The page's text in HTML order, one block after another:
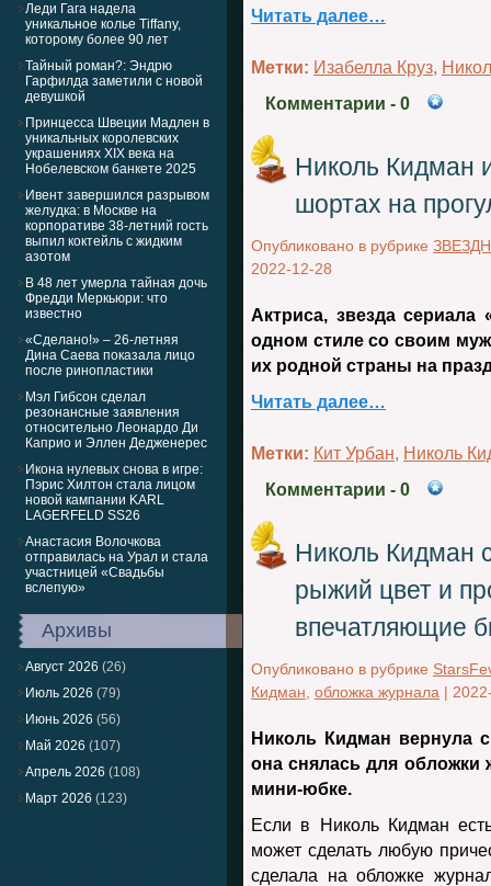
Леди Гага надела
уникальное колье Tiffany,
которому более 90 лет
Тайный роман?: Эндрю
Гарфилда заметили с новой
девушкой
Принцесса Швеции Мадлен в
уникальных королевских
украшениях XIX века на
Нобелевском банкете 2025
Ивент завершился разрывом
желудка: в Москве на
корпоративе 38-летний гость
выпил коктейль с жидким
азотом
В 48 лет умерла тайная дочь
Фредди Меркьюри: что
известно
«Сделано!» – 26-летняя
Дина Саева показала лицо
после ринопластики
Мэл Гибсон сделал
резонансные заявления
относительно Леонардо Ди
Каприо и Эллен Дедженерес
Икона нулевых снова в игре:
Пэрис Хилтон стала лицом
новой кампании KARL
LAGERFELD SS26
Анастасия Волочкова
отправилась на Урал и стала
участницей «Свадьбы
вслепую»
Архивы
Август 2026 (26)
Июль 2026 (79)
Июнь 2026 (56)
Май 2026 (107)
Апрель 2026 (108)
Март 2026 (123)
Читать далее…
Метки: Изабелла Круз,
Комментарии - 0
Николь Кидман
шортах на
Опубликовано в рубрике
2022-12-28
Актриса, звезда
одном стиле со своим
их родной страны на
Читать далее…
Метки: Кит Урбан, Николь
Комментарии - 0
Николь Кидман
рыжий цвет и
впечатляющие
Опубликовано в рубрике
Кидман обложка журнала |
Николь Кидман вернула
она снялась для обложки
мини-юбке.
Если в Николь Кидман
может сделать любую
сделала на обложке